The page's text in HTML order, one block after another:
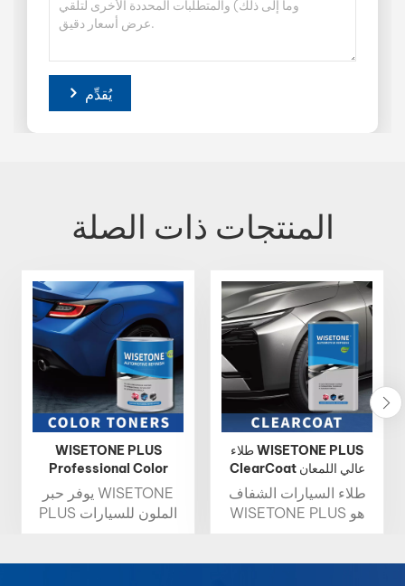
يُقدِّم
المنتجات ذات الصلة
WISETONE PLUS
Professional Color
Toner 1K Basecoat 2K
Topcoat
يوفر حبر WISETONE
PLUS الملون للسيارات
طلاء WISETONE PLUS
ClearCoat عالي اللمعان
سريع الجفاف لإعادة
التشطيب تلقائيًا
طلاء السيارات الشفاف
WISETONE PLUS هو